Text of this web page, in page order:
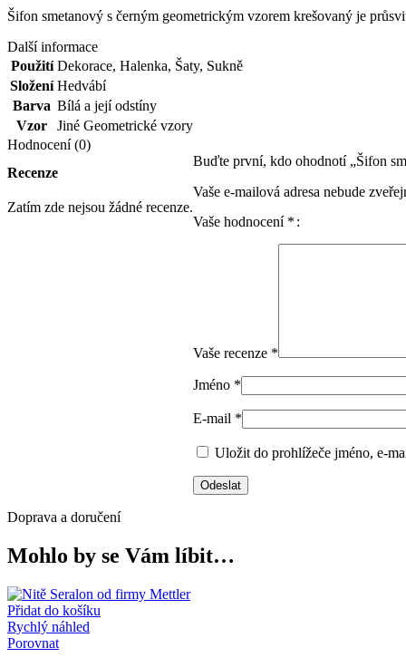
Šifon smetanový s černým geometrickým vzorem krešovaný je
Další informace
Použití Dekorace, Halenka, Šaty, Sukně
Složení Hedvábí
Barva Bílá a její odstíny
Vzor
Jiné Geometrické vzory
Hodnocení (0)
Recenze
Zatím zde nejsou žádné recenze.
Buďte první, kdo ohodnotí „Šifon
Vaše e-mailová adresa nebude
Vaše hodnocení *
Vaše recenze *
Jméno *
E-mail *
Uložit do prohlížeče jméno, e-
Doprava a doručení
Mohlo by se Vám líbit…
Přidat do košíku
Rychlý náhled
Porovnat